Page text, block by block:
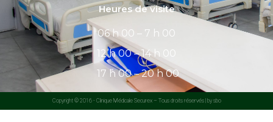
Heures de visite
06 h 00 – 7 h 00
12 h 00 – 14 h 00
17 h 00 – 20 h 00
Copyright © 2016 - Clinique Médicale Securex – Tous droits réservés | by sbo